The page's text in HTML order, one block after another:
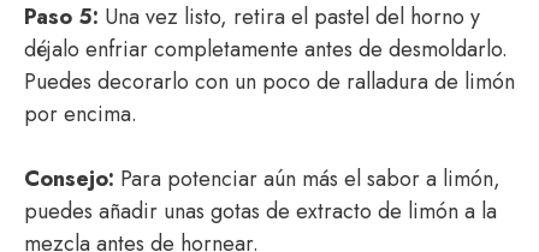
Paso 5: Una vez listo, retira el pastel del horno y
déjalo enfriar completamente antes de desmoldarlo.
Puedes decorarlo con un poco de ralladura de limón
por encima.
Consejo: Para potenciar aún más el sabor a limón,
puedes añadir unas gotas de extracto de limón a la
mezcla antes de hornear.